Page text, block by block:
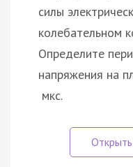
силы
колебательном
Определите
напряжения на
мкс.